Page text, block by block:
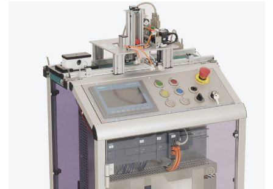
Membrantrockner IDG3 mit Schnellkupplung u.
Filter AF20 mit Wasserabscheider
LM9671